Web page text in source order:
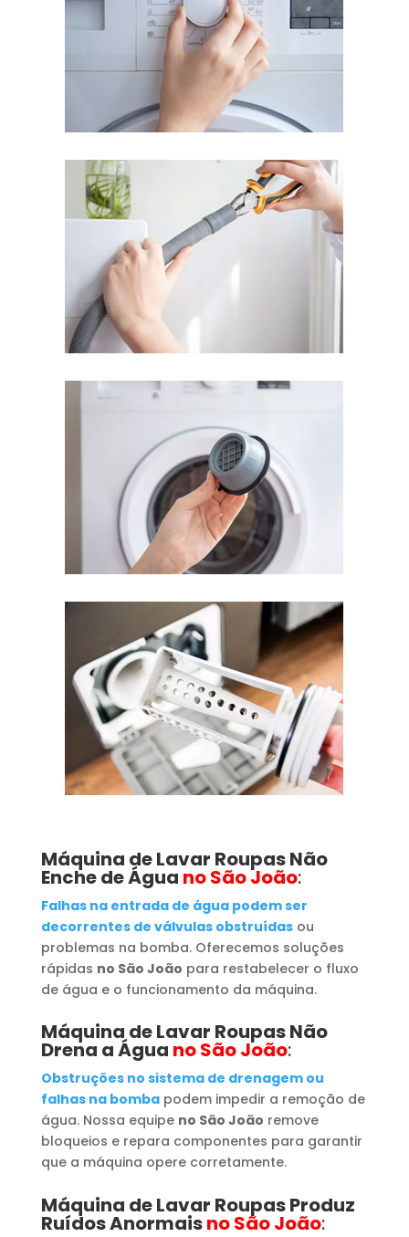
Máquina de Lavar RoupasNão
Enche de Água no São João:
Falhas na entrada de água podem ser
decorrentes de válvulas obstruídasou
problemas na bomba. Oferecemos soluções
rápidas no São João para restabelecer o fluxo
de água e o funcionamento da máquina.
Máquina de Lavar RoupasNão
Drena a Água no São João:
Obstruções no sistema de drenagem ou
falhas na bombapodem impedir a remoção de
água. Nossa equipe no São João remove
bloqueios e repara componentes para garantir
que a máquina opere corretamente.
Máquina de Lavar RoupasProduz
Ruídos Anormaisno São João: